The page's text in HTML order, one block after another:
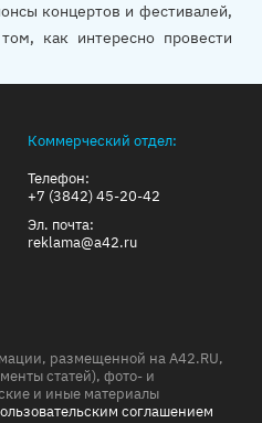
концертов и фестивалей,
как интересно провести
Коммерческий отдел:
Телефон:
+7 (3842) 45-20-42
Эл. почта:
reklama@a42.ru
размещенной на A42.RU,
статей), фото- и
и иные материалы
соглашением